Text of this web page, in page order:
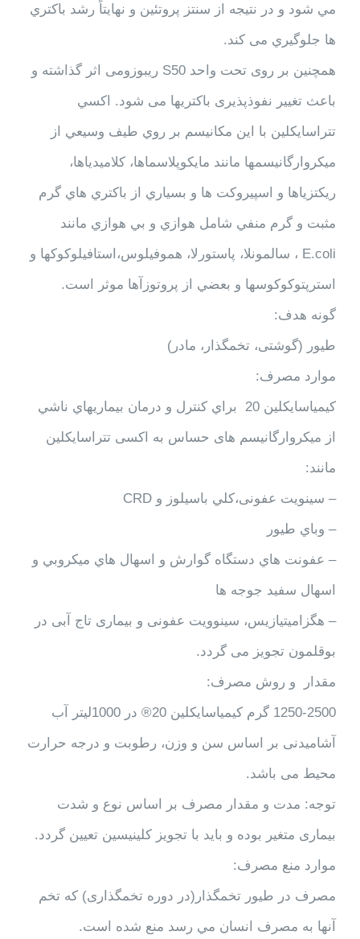
مي شود و در نتيجه از سنتز پروتئين و نهايتاً رشد باكتري
ها جلوگيري می کند.
همچنین بر روی تحت واحد S50 ریبوزومی اثر گذاشته و
باعث تغییر نفوذپذیری باکتریها می شود. اكسي
تتراسايكلين با این مكانيسم بر روي طيف وسيعي از
ميكروارگانيسمها مانند مايكوپلاسماها، كلاميدياها،
ريكتزياها و اسپيروكت ها و بسياري از باكتري هاي گرم
مثبت و گرم منفي شامل هوازي و بي هوازي مانند
E.coli ، سالمونلا، پاستورلا، هموفيلوس،استافیلوکوکها و
استرپتوکوکوسها و بعضي از پروتوزآها موثر است.
گونه هدف:
طیور (گوشتی، تخمگذار، مادر)
موارد مصرف:
كيمياسايكلين 20 براي كنترل و درمان بيماريهاي ناشي
از میکروارگانیسم های حساس به اکسی تتراسایکلین
مانند:
– سینویت عفونی،كلي باسيلوز و CRD
– وباي طيور
– عفونت هاي دستگاه گوارش و اسهال هاي ميكروبي و
اسهال سفید جوجه ها
– هگزامیتیازیس، سینوویت عفونی و بیماری تاج آبی در
بوقلمون تجویز می گردد.
مقدار و روش مصرف:
1250-2500 گرم کیمیاسایکلین 20® در 1000لیتر آب
آشامیدنی بر اساس سن و وزن، رطوبت و درجه حرارت
محیط می باشد.
توجه: مدت و مقدار مصرف بر اساس نوع و شدت
بیماری متغیر بوده و باید با تجویز کلینیسین تعیین گردد.
موارد منع مصرف:
مصرف در طيور تخمگذار(در دوره تخمگذاری) كه تخم
آنها به مصرف انسان مي رسد منع شده است.